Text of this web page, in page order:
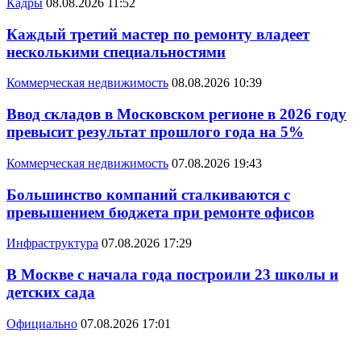
Кадры 08.08.2026 11:52
Каждый третий мастер по ремонту владеет
несколькими специальностями
Коммерческая недвижимость 08.08.2026 10:39
Ввод складов в Московском регионе в 2026 году
превысит результат прошлого года на 5%
Коммерческая недвижимость 07.08.2026 19:43
Большинство компаний сталкиваются с
превышением бюджета при ремонте офисов
Инфраструктура 07.08.2026 17:29
В Москве с начала года построили 23 школы и
детских сада
Официально 07.08.2026 17:01